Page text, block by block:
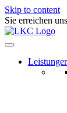
Skip to content
Sie erreichen